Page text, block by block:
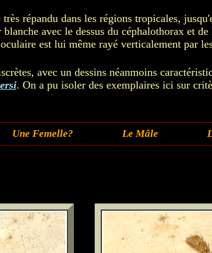
répandu dans les régions tropicales,
avec le dessus du céphalothorax et
est lui même rayé verticalement par
avec un dessins néanmoins
. On a pu isoler des exemplaires ici sur
Une Femelle? Le Mâle